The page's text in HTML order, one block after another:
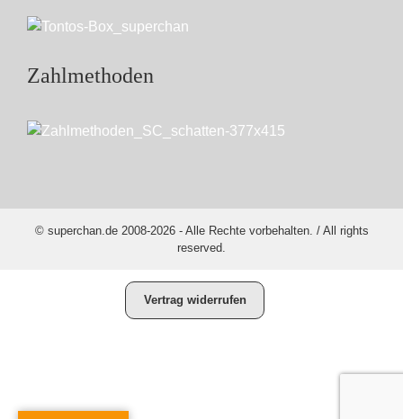
Zahlmethoden
© superchan.de 2008-2026 - Alle Rechte vorbehalten. / All rights
reserved.
Vertrag widerrufen